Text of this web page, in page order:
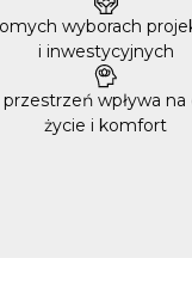
wyborach
i inwestycyjnych
wpływa
życie i komfort